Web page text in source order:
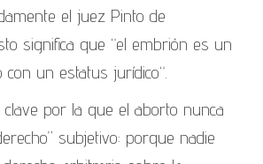
el juez Pinto de
significa que “el embrión es un
con un estatus jurídico“.
clave por la que el aborto nunca
subjetivo: porque nadie